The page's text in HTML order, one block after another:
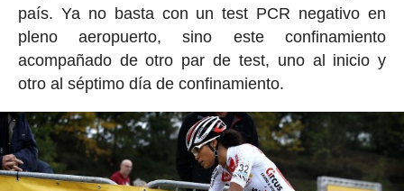
país. Ya no basta con un test PCR negativo en
pleno aeropuerto, sino este confinamiento
acompañado de otro par de test, uno al inicio y
otro al séptimo día de confinamiento.